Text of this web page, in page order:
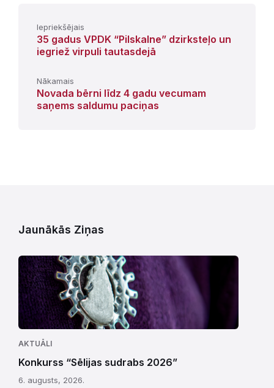
Iepriekšējais
35 gadus VPDK “Pilskalne” dzirksteļo un
iegriež virpuli tautasdejā
Nākamais
Novada bērni līdz 4 gadu vecumam
saņems saldumu paciņas
Jaunākās Ziņas
AKTUĀLI
Konkurss “Sēlijas sudrabs 2026”
6. augusts, 2026.